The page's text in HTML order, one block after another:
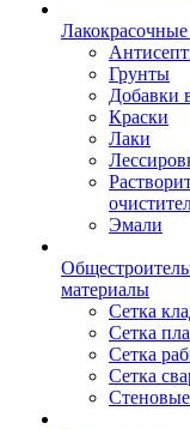
Грунты
Добавки
Краски
Лаки
Эмали
материалы
Сетка
Сетка
Сетка
Сетка